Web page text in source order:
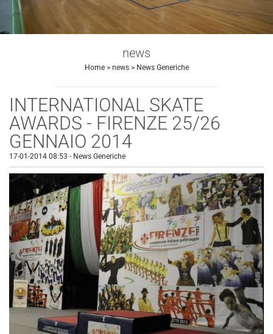
news
Home> news> News Generiche
INTERNATIONAL SKATE
AWARDS - FIRENZE 25/26
GENNAIO 2014
17-01-2014 08:53 - News Generiche